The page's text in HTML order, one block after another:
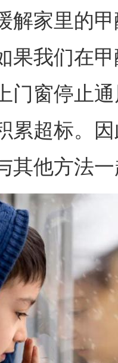
解家里的
果我们在
门窗停止
累超标。
其他方法